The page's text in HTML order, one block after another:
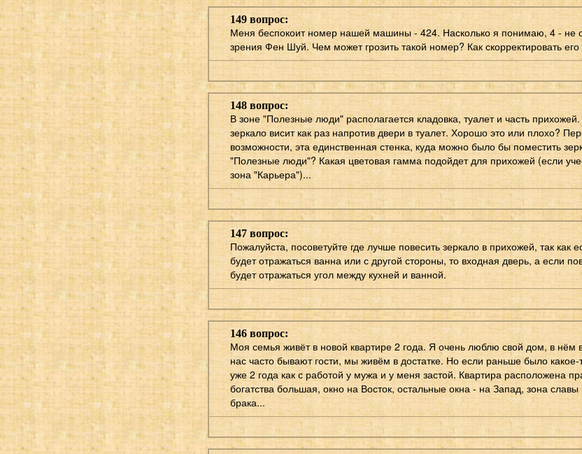
149 вопрос:
Меня беспокоит номер нашей машины - 424. Насколько я понимаю, 4 - не
зрения Фен Шуй. Чем может грозить такой номер? Как скорректировать
148 вопрос:
В зоне "Полезные люди" располагается кладовка, туалет и часть
зеркало висит как раз напротив двери в туалет. Хорошо это или плохо?
возможности, эта единственная стенка, куда можно было бы поместить
"Полезные люди"? Какая цветовая гамма подойдет для прихожей (если
зона "Карьера")...
147 вопрос:
Пожалуйста, посоветуйте где лучше повесить зеркало в прихожей, так как
будет отражаться ванна или с другой стороны, то входная дверь, а если
будет отражаться угол между кухней и ванной.
146 вопрос:
Моя семья живёт в новой квартире 2 года. Я очень люблю свой дом, в нём
нас часто бывают гости, мы живём в достатке. Но если раньше было
уже 2 года как с работой у мужа и у меня застой. Квартира расположена
богатства большая, окно на Восток, остальные окна - на Запад, зона
брака...